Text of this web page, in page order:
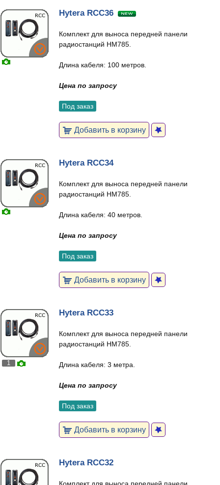
Hytera RCC36
Комплект для выноса передней панели
радиостанций HM785.
Длина кабеля: 100 метров.
Цена по запросу
Под заказ
Добавить в корзину
Hytera RCC34
Комплект для выноса передней панели
радиостанций HM785.
Длина кабеля: 40 метров.
Цена по запросу
Под заказ
Добавить в корзину
1
Hytera RCC33
Комплект для выноса передней панели
радиостанций HM785.
Длина кабеля: 3 метра.
Цена по запросу
Под заказ
Добавить в корзину
Hytera RCC32